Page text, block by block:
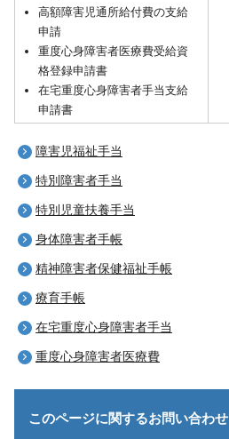
高額障害児通所給付費の支給
申請
重度心身障害者医療費受給資
格登録申請書
在宅重度心身障害者手当支給
申請書
障害児福祉手当
特別障害者手当
特別児童扶養手当
身体障害者手帳
精神障害者保健福祉手帳
療育手帳
在宅重度心身障害者手当
重度心身障害者医療費
このページに関するお問い合わせ